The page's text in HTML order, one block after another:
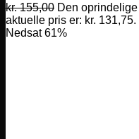
kr.155,00 Den
aktuelle pris er: kr. 131,75.
Nedsat 61%